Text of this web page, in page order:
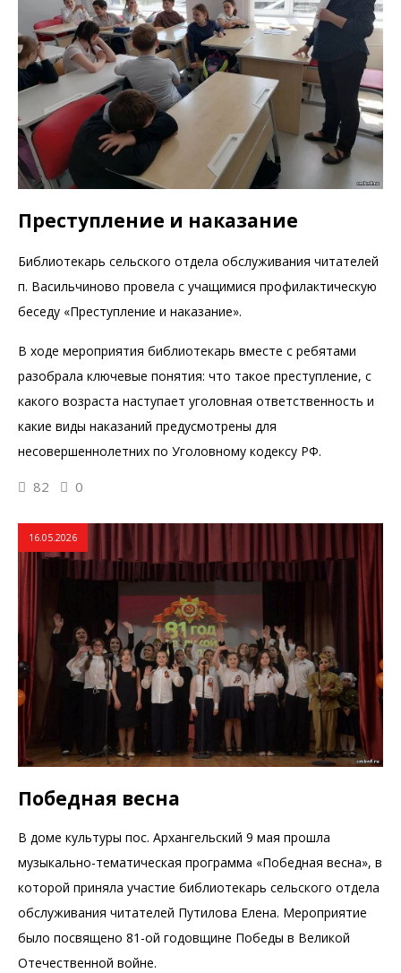
Преступление и наказание
Библиотекарь сельского отдела обслуживания читателей
п. Васильчиново провела с учащимися профилактическую
беседу «Преступление и наказание».
В ходе мероприятия библиотекарь вместе с ребятами
разобрала ключевые понятия: что такое преступление, с
какого возраста наступает уголовная ответственность и
какие виды наказаний предусмотрены для
несовершеннолетних по Уголовному кодексу РФ.
82 0
16.05.2026
Победная весна
В доме культуры пос. Архангельский 9 мая прошла
музыкально-тематическая программа «Победная весна», в
которой приняла участие библиотекарь сельского отдела
обслуживания читателей Путилова Елена. Мероприятие
было посвящено 81-ой годовщине Победы в Великой
Отечественной войне.